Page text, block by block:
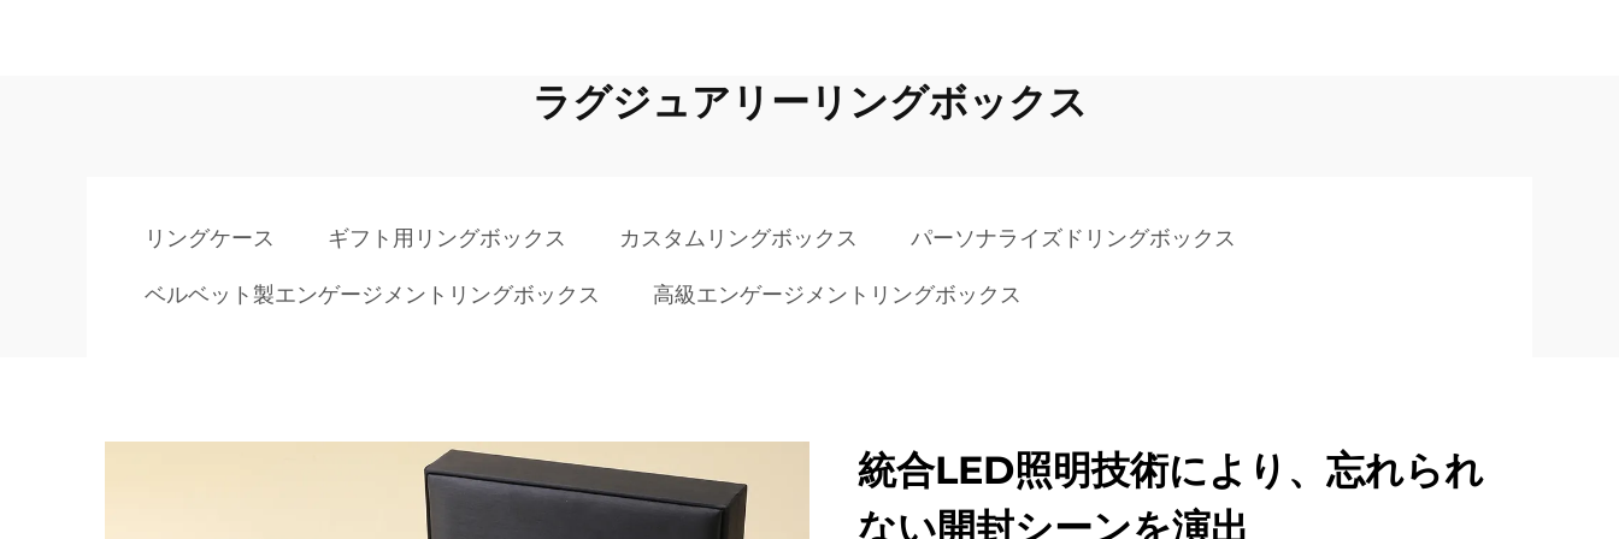
ラグジュアリーリングボックス
リングケース ギフト用リングボックス カスタムリングボックス パーソナライズドリングボックス
ベルベット製エンゲージメントリングボックス 高級エンゲージメントリングボックス
統合LED照明技術により、忘れられ
ない開封シーンを演出